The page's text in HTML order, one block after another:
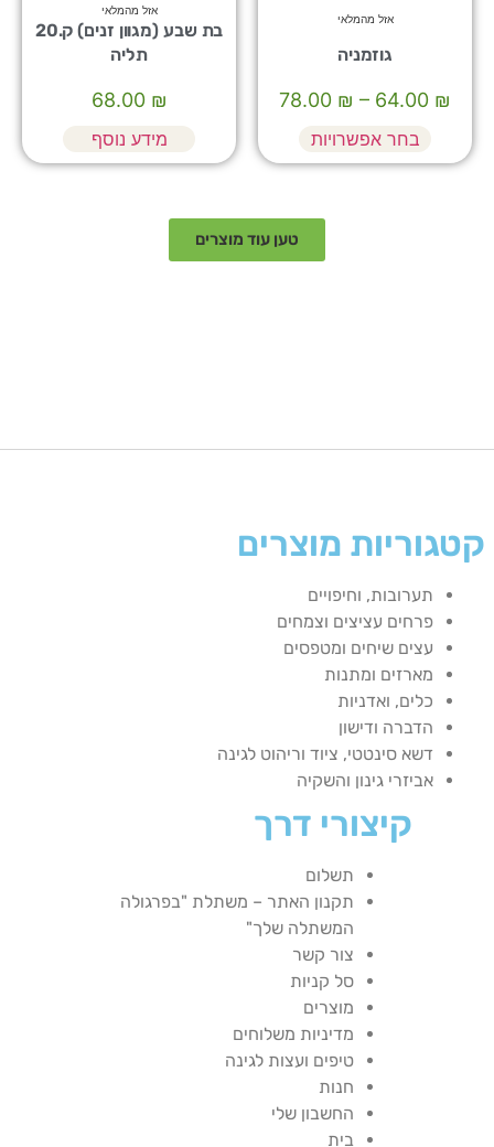
אזל מהמלאי
גוזמניה
₪
–
₪
בחר אפשרויות
אזל מהמלאי
בת שבע (מגוון זנים) ק.20
תליה
₪
68.00
מידע נוסף
טען עוד מוצרים
קטגוריות מוצרים
תערובות, וחיפויים
פרחים עציצים וצמחים
עצים שיחים ומטפסים
מארזים ומתנות
כלים, ואדניות
הדברה ודישון
דשא סינטטי, ציוד וריהוט לגינה
אביזרי גינון והשקיה
קיצורי דרך
תשלום
תקנון האתר – משתלת "בפרגולה
המשתלה שלך"
צור קשר
סל קניות
מוצרים
מדיניות משלוחים
טיפים ועצות לגינה
חנות
החשבון שלי
בית